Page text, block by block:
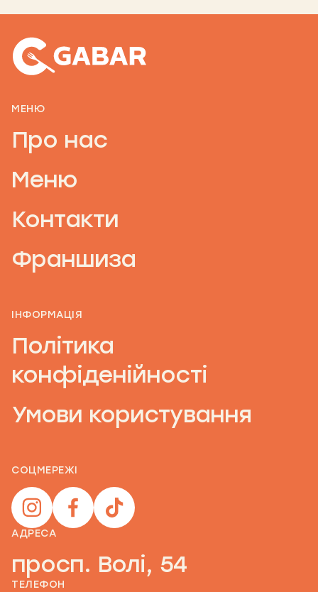
МЕНЮ
Про нас
Меню
Контакти
Франшиза
ІНФОРМАЦІЯ
Політика
конфіденійності
Умови користування
СОЦМЕРЕЖІ
АДРЕСА
просп. Волі, 54
ТЕЛЕФОН